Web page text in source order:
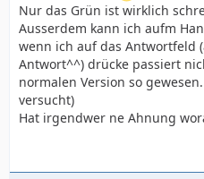
Nur das Grün ist wirklich
Ausserdem kann ich aufm
wenn ich auf das Antwortfeld
Antwort^^) drücke passiert
normalen Version so
versucht)
Hat irgendwer ne Ahnung